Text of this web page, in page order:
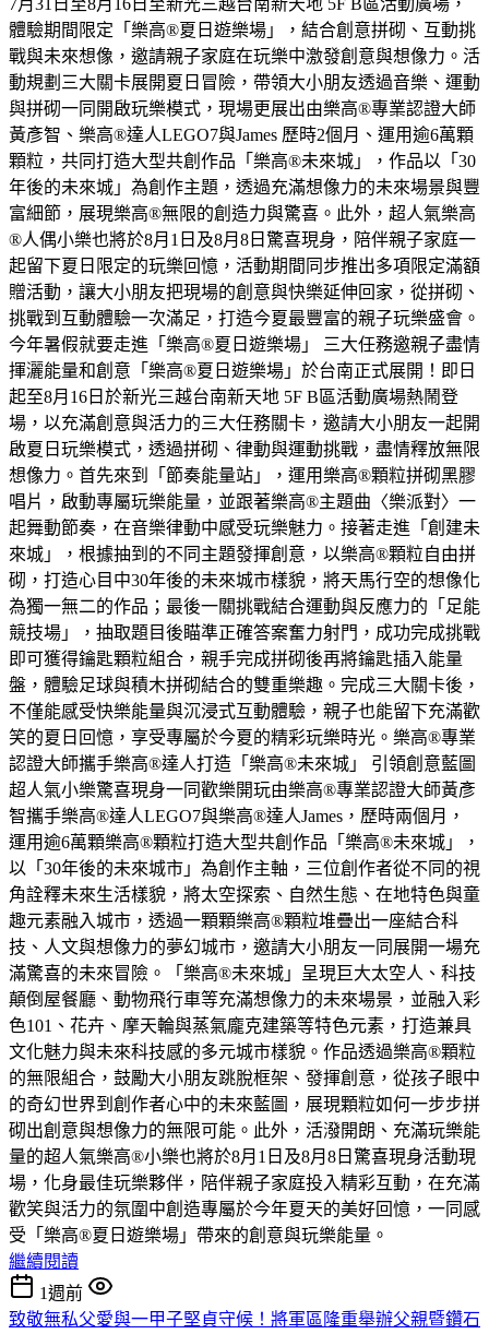
體驗期間限定「樂高®夏日遊樂場」，結合創意拼砌、互動挑
戰與未來想像，邀請親子家庭在玩樂中激發創意與想像力。活
動規劃三大關卡展開夏日冒險，帶領大小朋友透過音樂、運動
與拼砌一同開啟玩樂模式，現場更展出由樂高®專業認證大師
黃彥智、樂高®達人LEGO7與James 歷時2個月、運用逾6萬顆
顆粒，共同打造大型共創作品「樂高®未來城」，作品以「30
年後的未來城」為創作主題，透過充滿想像力的未來場景與豐
富細節，展現樂高®無限的創造力與驚喜。此外，超人氣樂高
®人偶小樂也將於8月1日及8月8日驚喜現身，陪伴親子家庭一
起留下夏日限定的玩樂回憶，活動期間同步推出多項限定滿額
贈活動，讓大小朋友把現場的創意與快樂延伸回家，從拼砌、
挑戰到互動體驗一次滿足，打造今夏最豐富的親子玩樂盛會。
今年暑假就要走進「樂高®夏日遊樂場」 三大任務邀親子盡情
揮灑能量和創意「樂高®夏日遊樂場」於台南正式展開！即日
起至8月16日於新光三越台南新天地 5F B區活動廣場熱鬧登
場，以充滿創意與活力的三大任務關卡，邀請大小朋友一起開
啟夏日玩樂模式，透過拼砌、律動與運動挑戰，盡情釋放無限
想像力。首先來到「節奏能量站」，運用樂高®顆粒拼砌黑膠
唱片，啟動專屬玩樂能量，並跟著樂高®主題曲〈樂派對〉一
起舞動節奏，在音樂律動中感受玩樂魅力。接著走進「創建未
來城」，根據抽到的不同主題發揮創意，以樂高®顆粒自由拼
砌，打造心目中30年後的未來城市樣貌，將天馬行空的想像化
為獨一無二的作品；最後一關挑戰結合運動與反應力的「足能
競技場」，抽取題目後瞄準正確答案奮力射門，成功完成挑戰
即可獲得鑰匙顆粒組合，親手完成拼砌後再將鑰匙插入能量
盤，體驗足球與積木拼砌結合的雙重樂趣。完成三大關卡後，
不僅能感受快樂能量與沉浸式互動體驗，親子也能留下充滿歡
笑的夏日回憶，享受專屬於今夏的精彩玩樂時光。樂高®專業
認證大師攜手樂高®達人打造「樂高®未來城」 引領創意藍圖
超人氣小樂驚喜現身一同歡樂開玩由樂高®專業認證大師黃彥
智攜手樂高®達人LEGO7與樂高®達人James，歷時兩個月，
運用逾6萬顆樂高®顆粒打造大型共創作品「樂高®未來城」，
以「30年後的未來城市」為創作主軸，三位創作者從不同的視
角詮釋未來生活樣貌，將太空探索、自然生態、在地特色與童
趣元素融入城市，透過一顆顆樂高®顆粒堆疊出一座結合科
技、人文與想像力的夢幻城市，邀請大小朋友一同展開一場充
滿驚喜的未來冒險。「樂高®未來城」呈現巨大太空人、科技
顛倒屋餐廳、動物飛行車等充滿想像力的未來場景，並融入彩
色101、花卉、摩天輪與蒸氣龐克建築等特色元素，打造兼具
文化魅力與未來科技感的多元城市樣貌。作品透過樂高®顆粒
的無限組合，鼓勵大小朋友跳脫框架、發揮創意，從孩子眼中
的奇幻世界到創作者心中的未來藍圖，展現顆粒如何一步步拼
砌出創意與想像力的無限可能。此外，活潑開朗、充滿玩樂能
量的超人氣樂高®小樂也將於8月1日及8月8日驚喜現身活動現
場，化身最佳玩樂夥伴，陪伴親子家庭投入精彩互動，在充滿
歡笑與活力的氛圍中創造專屬於今年夏天的美好回憶，一同感
受「樂高®夏日遊樂場」帶來的創意與玩樂能量。
繼續閱讀
1週前
致敬無私父愛與一甲子堅貞守候！將軍區隆重舉辦父親暨鑽石